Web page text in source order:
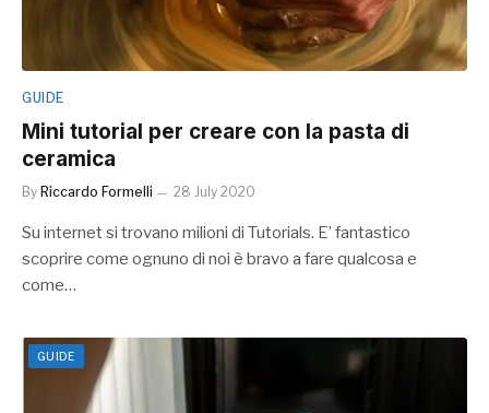
GUIDE
Mini tutorial per creare con la pasta di
ceramica
By Riccardo Formelli 28 July 2020
Su internet si trovano milioni di Tutorials. E’ fantastico
scoprire come ognuno di noi è bravo a fare qualcosa e
come…
GUIDE